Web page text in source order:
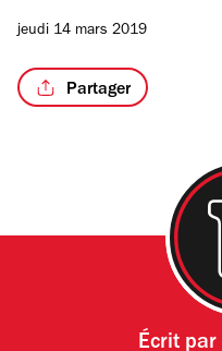
jeudi 14 mars 2019
Partager
Écrit par